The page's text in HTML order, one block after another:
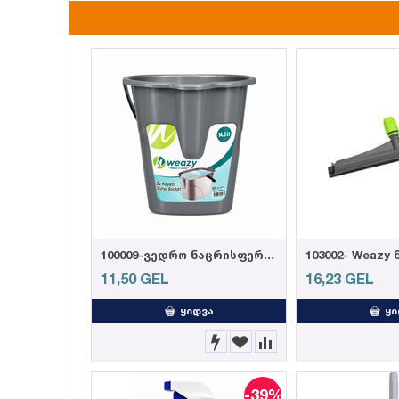
100009-ვედრო ნაცრისფერი 14,5ლ
11,50 GEL
ᲧᲘᲓᲕᲐ
16,23 GEL
-39%